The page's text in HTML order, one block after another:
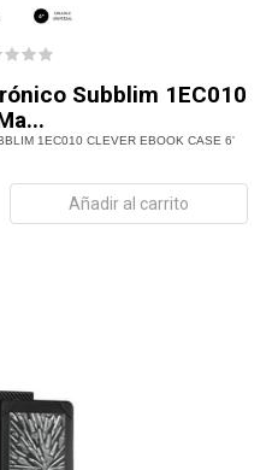
Subblim 1EC010
1EC010 CLEVER EBOOK CASE 6'
Añadir al carrito